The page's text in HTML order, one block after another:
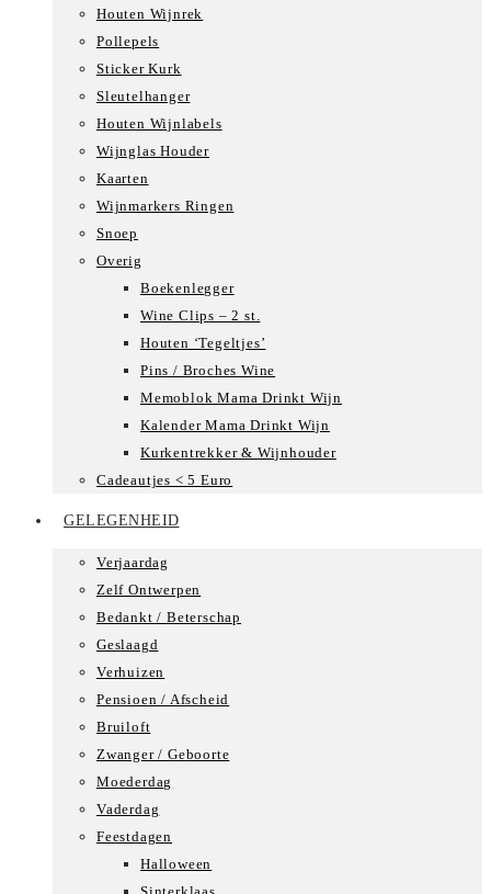
Houten Wijnrek
Pollepels
Sticker Kurk
Sleutelhanger
Houten Wijnlabels
Wijnglas Houder
Kaarten
Wijnmarkers Ringen
Snoep
Overig
Boekenlegger
Wine Clips – 2 st.
Houten ‘Tegeltjes’
Pins / Broches Wine
Memoblok Mama Drinkt Wijn
Kalender Mama Drinkt Wijn
Kurkentrekker & Wijnhouder
Cadeautjes < 5 Euro
GELEGENHEID
Verjaardag
Zelf Ontwerpen
Bedankt / Beterschap
Geslaagd
Verhuizen
Pensioen / Afscheid
Bruiloft
Zwanger / Geboorte
Moederdag
Vaderdag
Feestdagen
Halloween